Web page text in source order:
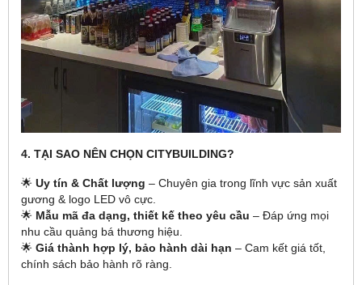
4. TẠI SAO NÊN CHỌN CITYBUILDING?
🌟 Uy tín & Chất lượng – Chuyên gia trong lĩnh vực sản xuất
gương & logo LED vô cực.
🌟 Mẫu mã đa dạng, thiết kế theo yêu cầu – Đáp ứng mọi
nhu cầu quảng bá thương hiệu.
🌟 Giá thành hợp lý, bảo hành dài hạn – Cam kết giá tốt,
chính sách bảo hành rõ ràng.